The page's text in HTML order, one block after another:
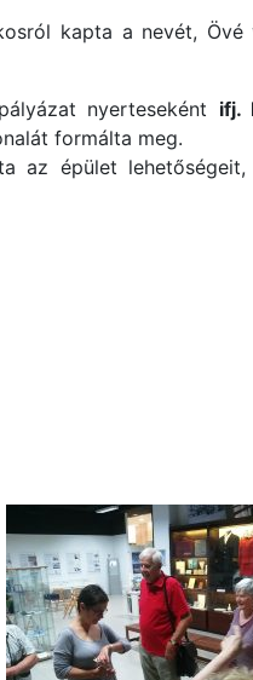
kapta a nevét, Övé
nyerteseként ifj.
formálta meg.
az épület